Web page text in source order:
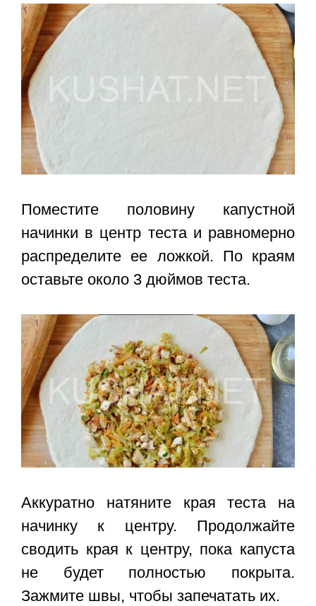
Поместите половину капустной
начинки в центр теста и равномерно
распределите ее ложкой. По краям
оставьте около 3 дюймов теста.
Аккуратно натяните края теста на
начинку к центру. Продолжайте
сводить края к центру, пока капуста
не будет полностью покрыта.
Зажмите швы, чтобы запечатать их.